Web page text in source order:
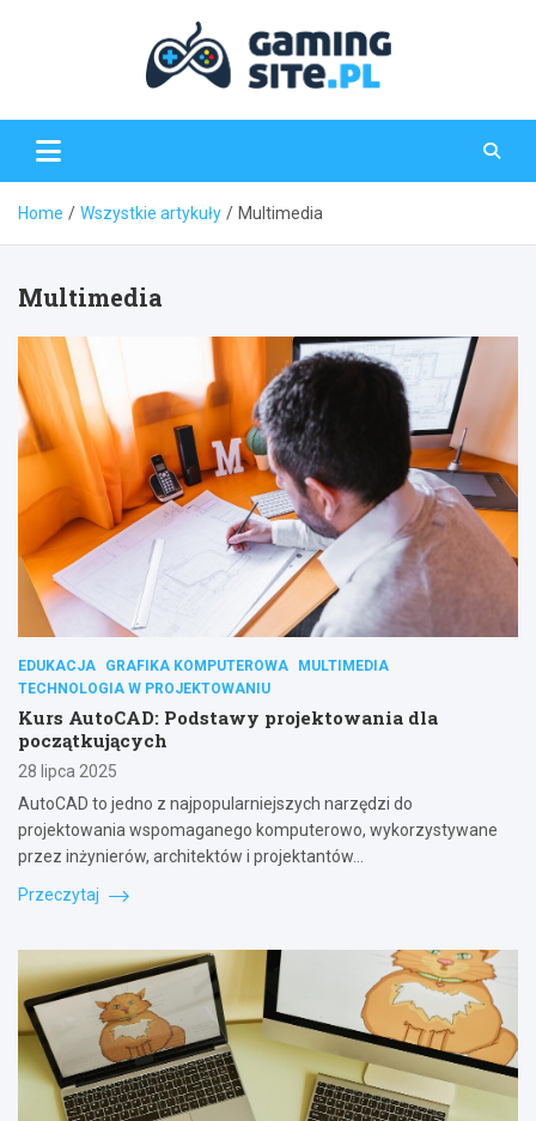
Gaming-Site.pl
Home Wszystkie artykuły Multimedia
Multimedia
EDUKACJA GRAFIKA KOMPUTEROWA
MULTIMEDIA
TECHNOLOGIA W PROJEKTOWANIU
Kurs AutoCAD: Podstawy projektowania dla
początkujących
28 lipca 2025
AutoCAD to jedno z najpopularniejszych narzędzi do
projektowania wspomaganego komputerowo, wykorzystywane
przez inżynierów, architektów i projektantów…
Przeczytaj